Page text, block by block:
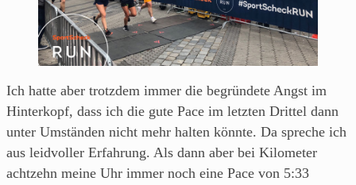
Ich hatte aber trotzdem immer die begründete Angst im
Hinterkopf, dass ich die gute Pace im letzten Drittel dann
unter Umständen nicht mehr halten könnte. Da spreche ich
aus leidvoller Erfahrung. Als dann aber bei Kilometer
achtzehn meine Uhr immer noch eine Pace von 5:33